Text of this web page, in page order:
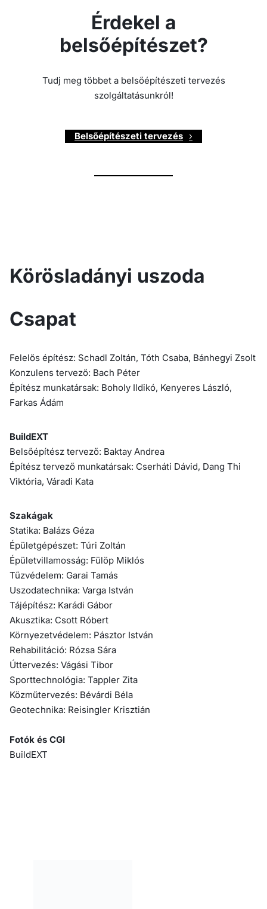
Érdekel a
belsőépítészet?
Tudj meg többet a belsőépítészeti tervezés
szolgáltatásunkról!
Belsőépítészeti tervezés
Körösladányi uszoda
Csapat
Felelős építész: Schadl Zoltán, Tóth Csaba, Bánhegyi Zsolt
Konzulens tervező: Bach Péter
Építész munkatársak: Boholy Ildikó, Kenyeres László,
Farkas Ádám
BuildEXT
Belsőépítész tervező: Baktay Andrea
Építész tervező munkatársak: Cserháti Dávid, Dang Thi
Viktória, Váradi Kata
Szakágak
Statika: Balázs Géza
Épületgépészet: Túri Zoltán
Épületvillamosság: Fülöp Miklós
Tűzvédelem: Garai Tamás
Uszodatechnika: Varga István
Tájépítész: Karádi Gábor
Akusztika: Csott Róbert
Környezetvédelem: Pásztor István
Rehabilitáció: Rózsa Sára
Úttervezés: Vágási Tibor
Sporttechnológia: Tappler Zita
Közműtervezés: Bévárdi Béla
Geotechnika: Reisingler Krisztián
Fotók és CGI
BuildEXT